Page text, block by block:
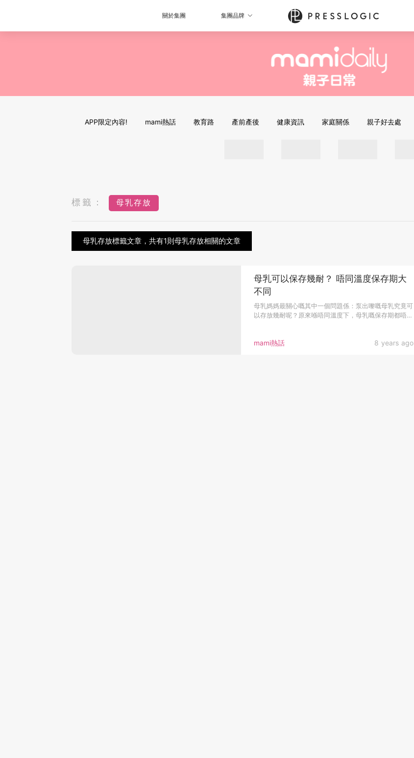
關於集團 集團品牌
APP限定內容! mami熱話 教育路 產前產後 健康資訊 家庭關係 親子好去處
標籤： 母乳存放
母乳存放標籤文章，共有1則母乳存放相關的文章
mami熱話 8 years ago
母乳可以保存幾耐？ 唔同溫度保存期大
不同
母乳媽媽最關心嘅其中一個問題係：泵出嚟嘅母乳究竟可
以存放幾耐呢？原來喺唔同溫度下，母乳嘅保存期都唔